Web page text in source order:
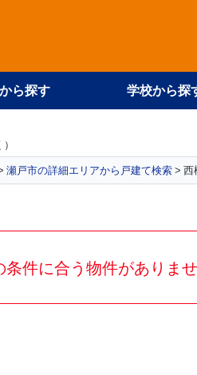
ら探す 学校から探
瀬戸市の詳細エリアから戸建て検索 西
条件に合う物件がありま